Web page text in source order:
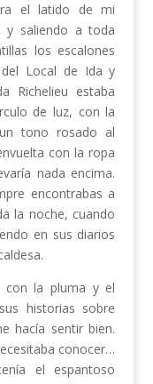
el latido de mi
y saliendo a toda
los escalones
Local de Ida y
Richelieu estaba
de luz, con la
tono rosado al
con la ropa
nada encima.
encontrabas a
la noche, cuando
en sus diarios
con la pluma y el
historias sobre
hacía sentir bien.
conocer…
el espantoso